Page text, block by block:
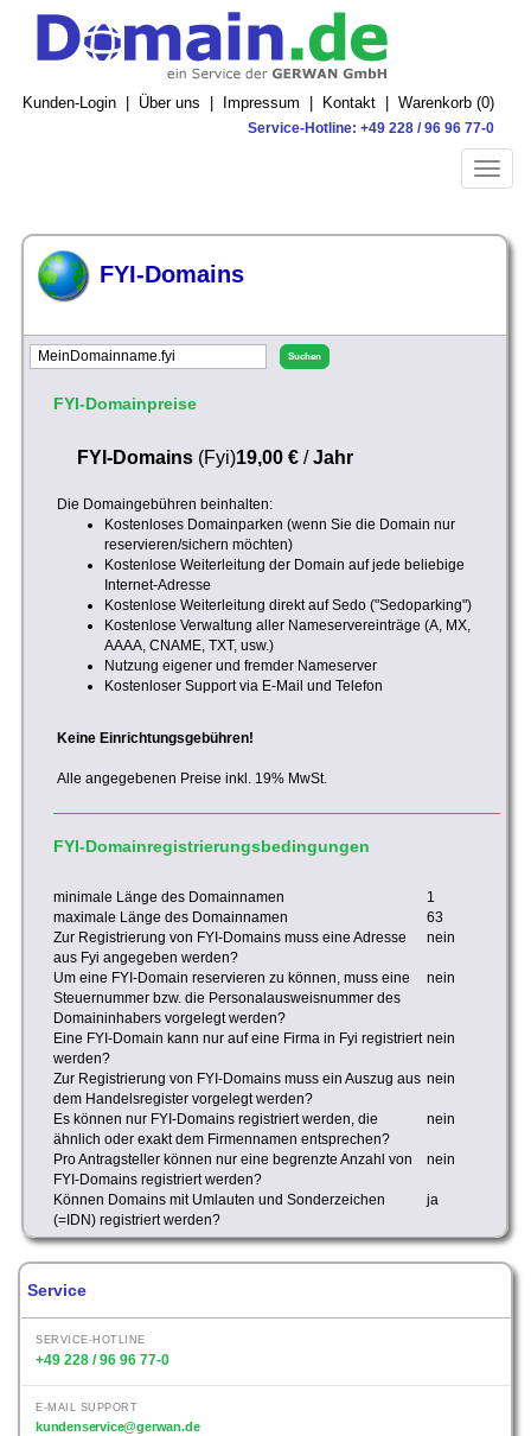
Kunden-Login Über uns Impressum Kontakt Warenkorb (0)
Service-Hotline: +49 228 / 96 96 77-0
Toggle
FYI-Domains
FYI-Domainpreise
FYI-Domains(Fyi)19,00 €/Jahr
Die Domaingebühren beinhalten:
Kostenloses Domainparken (wenn Sie die Domain nur
reservieren/sichern möchten)
Kostenlose Weiterleitung der Domain auf jede beliebige
Internet-Adresse
Kostenlose Weiterleitung direkt auf Sedo ("Sedoparking")
Kostenlose Verwaltung aller Nameservereinträge (A, MX,
AAAA, CNAME, TXT, usw.)
Nutzung eigener und fremder Nameserver
Kostenloser Support via E-Mail und Telefon
Keine Einrichtungsgebühren!
Alle angegebenen Preise inkl. 19% MwSt.
FYI-Domainregistrierungsbedingungen
minimale Länge des Domainnamen
1
maximale Länge des Domainnamen
63
Zur Registrierung von FYI-Domains muss eine Adresse
aus Fyi angegeben werden?
nein
Um eine FYI-Domain reservieren zu können, muss eine
Steuernummer bzw. die Personalausweisnummer des
Domaininhabers vorgelegt werden?
nein
Eine FYI-Domain kann nur auf eine Firma in Fyi registriert
werden?
nein
Zur Registrierung von FYI-Domains muss ein Auszug aus
dem Handelsregister vorgelegt werden?
nein
Es können nur FYI-Domains registriert werden, die
ähnlich oder exakt dem Firmennamen entsprechen?
nein
Pro Antragsteller können nur eine begrenzte Anzahl von
FYI-Domains registriert werden?
nein
Können Domains mit Umlauten und Sonderzeichen
(=IDN) registriert werden?
ja
Service
SERVICE-HOTLINE
+49 228 / 96 96 77-0
E-MAIL SUPPORT
kundenservice@gerwan.de